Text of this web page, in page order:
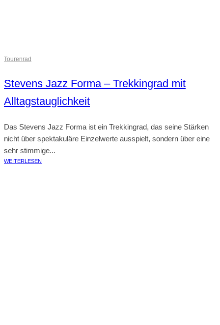
Tourenrad
Stevens Jazz Forma – Trekkingrad mit
Alltagstauglichkeit
Das Stevens Jazz Forma ist ein Trekkingrad, das seine Stärken
nicht über spektakuläre Einzelwerte ausspielt, sondern über eine
sehr stimmige...
WEITERLESEN